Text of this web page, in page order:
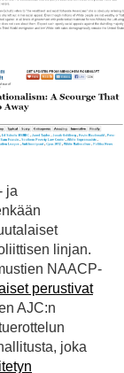
ja
linjan.
NAACP-
perustivat
AJC:n
joka